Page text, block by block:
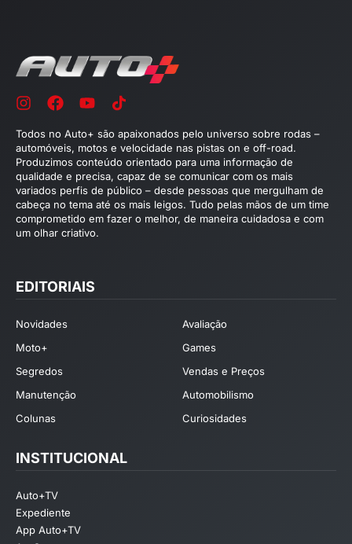
Todos no Auto+ são apaixonados pelo universo sobre rodas –
automóveis, motos e velocidade nas pistas on e off-road.
Produzimos conteúdo orientado para uma informação de
qualidade e precisa, capaz de se comunicar com os mais
variados perfis de público – desde pessoas que mergulham de
cabeça no tema até os mais leigos. Tudo pelas mãos de um time
comprometido em fazer o melhor, de maneira cuidadosa e com
um olhar criativo.
EDITORIAIS
Novidades
Avaliação
Moto+
Games
Segredos
Vendas e Preços
Manutenção
Automobilismo
Colunas
Curiosidades
INSTITUCIONAL
Auto+TV
Expediente
App Auto+TV